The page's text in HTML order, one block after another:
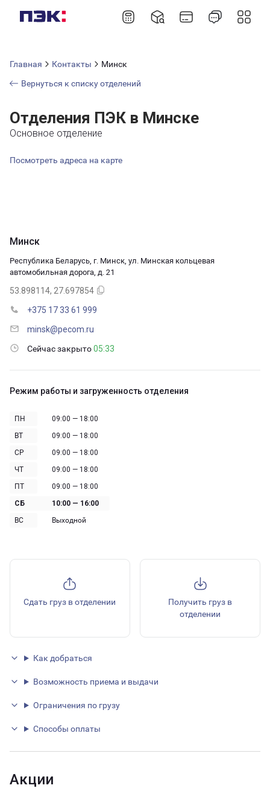
Главная Контакты
Минск
Вернуться к списку отделений
Отделения ПЭК в Минске
Основное отделение
Посмотреть адреса на карте
Минск
Республика Беларусь, г. Минск, ул. Минская кольцевая
автомобильная дорога, д. 21
53.898114, 27.697854
+375 17 33 61 999
minsk@pecom.ru
Сейчас закрыто05:33
Режим работы и загруженность отделения
ПН
09:00 — 18:00
ВТ
09:00 — 18:00
СР
09:00 — 18:00
ЧТ
09:00 — 18:00
ПТ
09:00 — 18:00
СБ
10:00 — 16:00
ВС
Выходной
Сдать груз в отделении
Получить груз в
отделении
Как добраться
Возможность приема и выдачи
Ограничения по грузу
Способы оплаты
Акции